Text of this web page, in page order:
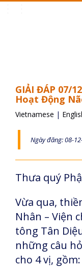
GIẢI ĐÁP 07/
Hoạt Động
Vietnamese |
Ngày đăng: 08-
Thưa quý
Vừa qua,
Nhân – Viện
tông Tân
những câu
cho 4 vị, gồm: